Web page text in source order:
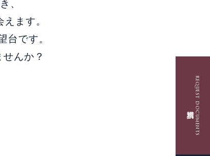
request documents
、
ます。
台です。
んか？